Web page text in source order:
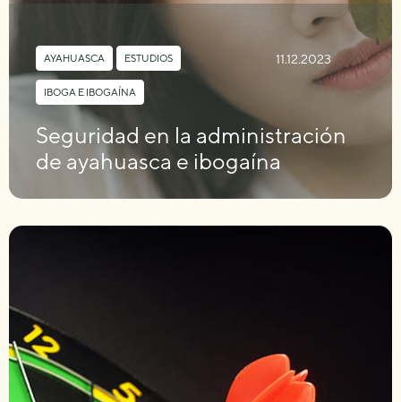
AYAHUASCA ESTUDIOS
IBOGA E IBOGAÍNA
11.12.2023
Seguridad en la administración
de ayahuasca e ibogaína